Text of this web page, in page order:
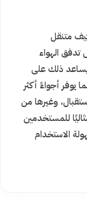
متنقل
الهواء
ذلك على
يوفر أجواءً أكثر
وغيرها من
للمستخدمين
الاستخدام